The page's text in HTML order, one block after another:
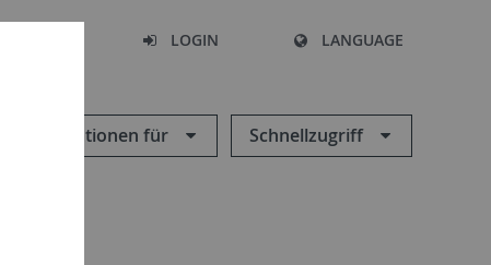
LOGIN LANGUAGE
Informationen für Schnellzugriff